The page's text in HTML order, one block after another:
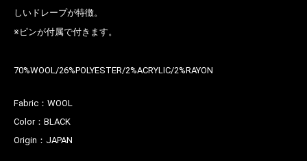
しいドレープが特徴。
※ピンが付属で付きます。
70%WOOL/26%POLYESTER/2%ACRYLIC/2%RAYON
Fabric： WOOL
Color： BLACK
Origin： JAPAN